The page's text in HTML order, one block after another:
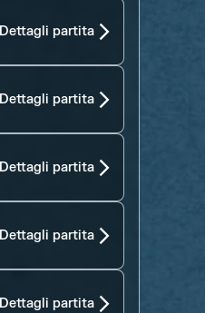
Dettagli partita
Dettagli partita
Dettagli partita
Dettagli partita
Dettagli partita